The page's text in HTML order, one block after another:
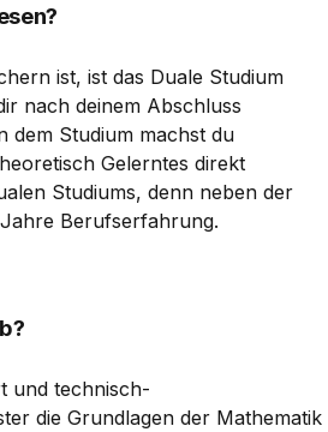
ist, ist das Duale Studium
nach deinem Abschluss
dem Studium machst du
Gelerntes direkt
Studiums, denn neben der
Berufserfahrung.
und technisch-
die Grundlagen der Mathematik